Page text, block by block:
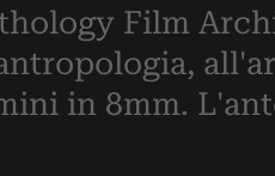
Film
in 8mm.